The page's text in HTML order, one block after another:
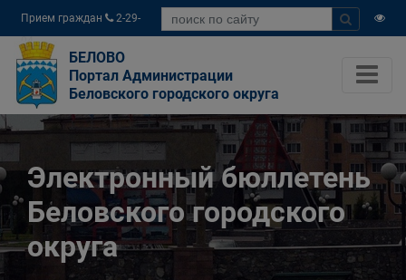
Прием граждан
2-29-
04
БЕЛОВО
Портал Администрации
Беловского городского округа
Электронный бюллетень
Беловского городского
округа